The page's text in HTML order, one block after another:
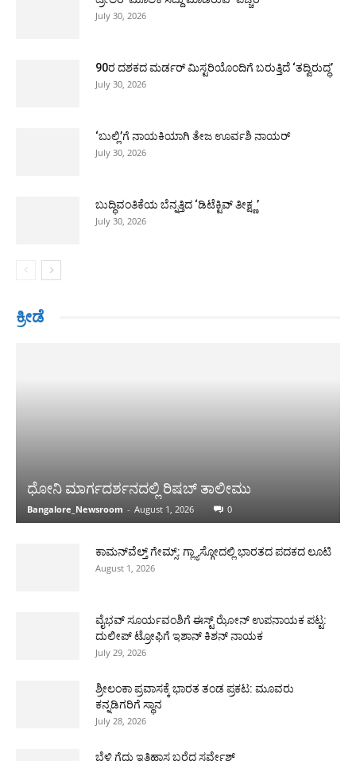
July 30, 2026
90ರ ದಶಕದ ಮರ್ಡರ್ ಮಿಸ್ಟರಿಯೊಂದಿಗೆ ಬರುತ್ತಿದೆ ‘ತದ್ವಿರುದ್ಧ’
July 30, 2026
‘ಬುಲ್ಲಿ’ಗೆ ನಾಯಕಿಯಾಗಿ ತೇಜ ಊರ್ವಶಿ ನಾಯರ್
July 30, 2026
ಬುದ್ಧಿವಂತಿಕೆಯ ಬೆನ್ನತ್ತಿದ ‘ಡಿಟೆಕ್ಟಿವ್ ತೀಕ್ಷ್ಣ’
July 30, 2026
ಕ್ರೀಡೆ
ಧೋನಿ ಮಾರ್ಗದರ್ಶನದಲ್ಲಿ ರಿಷಬ್ ತಾಲೀಮು
Bangalore_Newsroom - August 1, 2026 0
ಕಾಮನ್‌ವೆಲ್ತ್ ಗೇಮ್ಸ್: ಗ್ಲ್ಯಾಸ್ಗೋದಲ್ಲಿ ಭಾರತದ ಪದಕದ ಲೂಟಿ
August 1, 2026
ವೈಭವ್ ಸೂರ್ಯವಂಶಿಗೆ ಈಸ್ಟ್ ಝೋನ್ ಉಪನಾಯಕ ಪಟ್ಟ:
ದುಲೀಪ್ ಟ್ರೋಫಿಗೆ ಇಶಾನ್ ಕಿಶನ್ ನಾಯಕ
July 29, 2026
ಶ್ರೀಲಂಕಾ ಪ್ರವಾಸಕ್ಕೆ ಭಾರತ ತಂಡ ಪ್ರಕಟ: ಮೂವರು
ಕನ್ನಡಿಗರಿಗೆ ಸ್ಥಾನ
July 28, 2026
ಬೆಳ್ಳಿ ಗೆದ್ದು ಇತಿಹಾಸ ಬರೆದ ಸರ್ವೇಶ್